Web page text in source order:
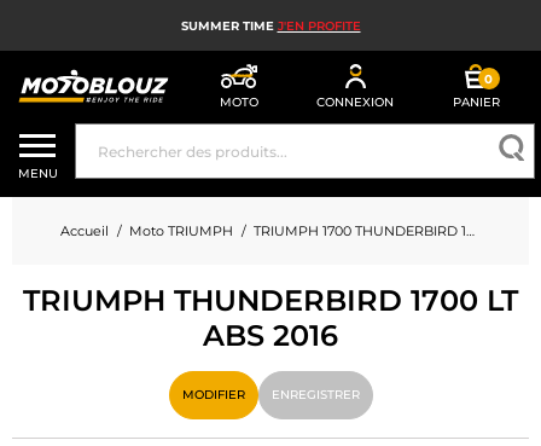
SUMMER TIME J'EN PROFITE
MOTO CONNEXION
0
PANIER
CASQUE MOTO
ÉQUIPEMENT MOTO HOMME
ÉQUIPEMENT MOTO FEMME
MX, ENDURO ET TRIAL
HIGH TECH MOTO
AIRBAG MOTO
MENU
Accueil Moto TRIUMPH TRIUMPH 1700 THUNDERBIRD 1700 LT ABS
TRIUMPH THUNDERBIRD 1700 LT
ABS 2016
MODIFIER ENREGISTRER